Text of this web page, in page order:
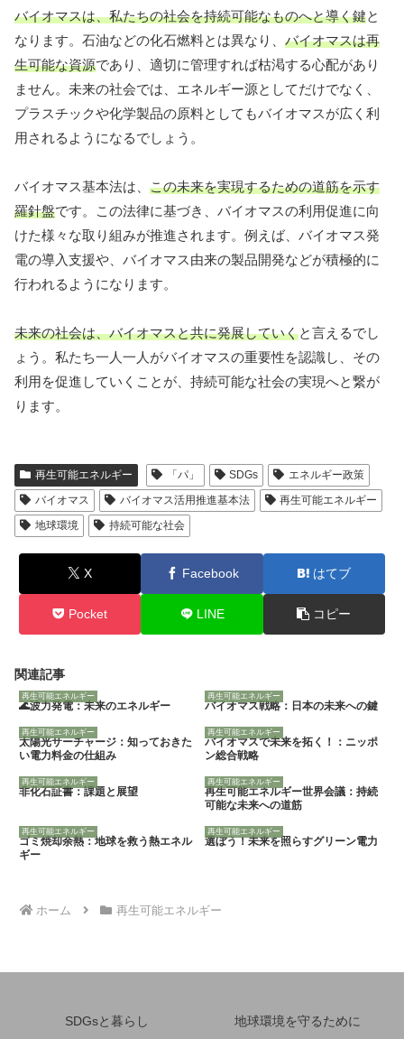
バイオマスは、私たちの社会を持続可能なものへと導く鍵と
なります。石油などの化石燃料とは異なり、 バイオマスは再
生可能な資源であり、適切に管理すれば枯渇する心配があり
ません。未来の社会では、エネルギー源としてだけでなく、
プラスチックや化学製品の原料としてもバイオマスが広く利
用されるようになるでしょう。
バイオマス基本法は、 この未来を実現するための道筋を示す
羅針盤です。この法律に基づき、バイオマスの利用促進に向
けた様々な取り組みが推進されます。例えば、バイオマス発
電の導入支援や、バイオマス由来の製品開発などが積極的に
行われるようになります。
未来の社会は、バイオマスと共に発展していくと言えるでし
ょう。私たち一人一人がバイオマスの重要性を認識し、その
利用を促進していくことが、持続可能な社会の実現へと繋が
ります。
再生可能エネルギー 「パ」 SDGs
エネルギー政策
バイオマス
バイオマス活用推進基本法
再生可能エネルギー
地球環境
持続可能な社会
X Facebook はてブ
Pocket LINE コピー
関連記事
再生可能エネルギー
🌊波力発電：未来のエネルギー
再生可能エネルギー
バイオマス戦略：日本の未来への鍵
再生可能エネルギー
太陽光サーチャージ：知っておきた
い電力料金の仕組み
再生可能エネルギー
バイオマスで未来を拓く！：ニッポ
ン総合戦略
再生可能エネルギー
非化石証書：課題と展望
再生可能エネルギー
再生可能エネルギー世界会議：持続
可能な未来への道筋
再生可能エネルギー
ゴミ焼却余熱：地球を救う熱エネル
ギー
再生可能エネルギー
選ぼう！未来を照らすグリーン電力
ホーム 再生可能エネルギー
SDGsと暮らし 地球環境を守るために